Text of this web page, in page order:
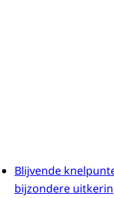
Blijvende
bijzondere